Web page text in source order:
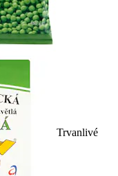
Trvanlivé